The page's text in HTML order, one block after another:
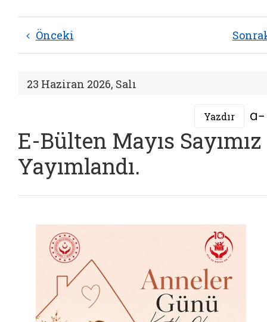
Önceki
23 Haziran 2026, Salı
Yazdır
E-Bülten Mayıs Sayımız
Yayımlandı.